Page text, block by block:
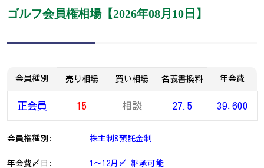
ゴルフ会員権相場【2026年08月10日】
会員種別 売り相場 買い相場 名義書換料 年会費
正会員 15 相談 27.5 39,600
会員権種別: 株主制&預託金制
年会費〆日: 1～12月〆 継承可能